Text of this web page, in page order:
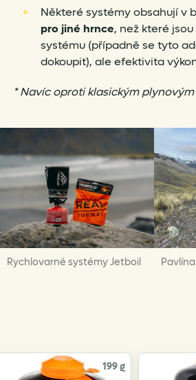
Některé systémy obsahují v
pro jiné hrnce, než které
systému (případně se tyto
dokoupit), ale efektivita
* Navíc oproti klasickým
Rychlovarné systémy Jetboil
199 g